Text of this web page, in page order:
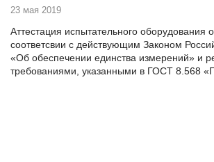
23 мая 2019
Аттестация испытательного оборудования
соответсвии с действующим Законом
«Об обеспечении единства измерений» и
требованиями, указанными в ГОСТ 8.568